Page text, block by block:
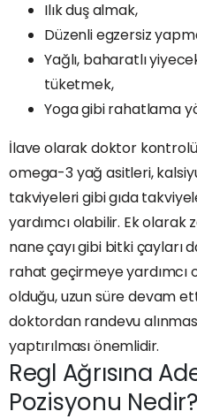
Ilık duş almak,
Düzenli egzersiz
Yağlı, baharatlı
tüketmek,
Yoga gibi rahatlama
İlave olarak doktor
omega-3 yağ asitleri,
takviyeleri gibi gıda
yardımcı olabilir. Ek olarak
nane çayı gibi bitki çayları
rahat geçirmeye yardımcı
olduğu, uzun süre devam
doktordan randevu
yaptırılması önemlidir.
Regl Ağrısına
Pozisyonu Nedir?